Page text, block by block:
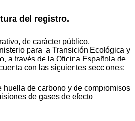
del registro.
de carácter público,
para la Transición Ecológica y
a través de la Oficina Española de
con las siguientes secciones:
de carbono y de compromisos
de gases de efecto